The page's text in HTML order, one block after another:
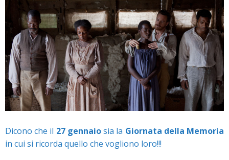
Dicono che il 27 gennaiosia la Giornata della Memoria
in cui si ricorda quello che vogliono loro!!!